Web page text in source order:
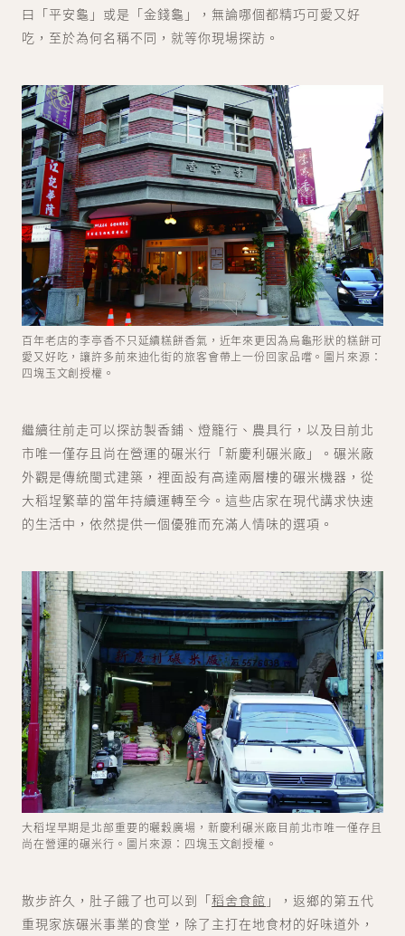
曰「平安龜」或是「金錢龜」，無論哪個都精巧可愛又好
吃，至於為何名稱不同，就等你現場探訪。
百年老店的李亭香不只延續糕餅香氣，近年來更因為烏龜形狀的糕餅可
愛又好吃，讓許多前來迪化街的旅客會帶上一份回家品嚐。圖片來源：
四塊玉文創授權。
繼續往前走可以探訪製香鋪、燈籠行、農具行，以及目前北
市唯一僅存且尚在營運的碾米行「新慶利碾米廠」。碾米廠
外觀是傳統閩式建築，裡面設有高達兩層樓的碾米機器，從
大稻埕繁華的當年持續運轉至今。這些店家在現代講求快速
的生活中，依然提供一個優雅而充滿人情味的選項。
大稻埕早期是北部重要的曬穀廣場，新慶利碾米廠目前北市唯一僅存且
尚在營運的碾米行。圖片來源：四塊玉文創授權。
散步許久，肚子餓了也可以到「稻舍食館 」，返鄉的第五代
重現家族碾米事業的食堂，除了主打在地食材的好味道外，